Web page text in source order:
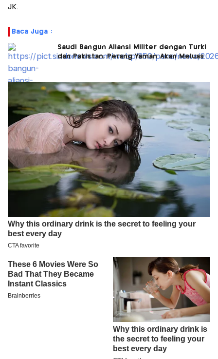
JK.
Baca Juga :
Saudi Bangun Aliansi Militer dengan Turki
dan Pakistan, Perang Yaman Akan Meluas